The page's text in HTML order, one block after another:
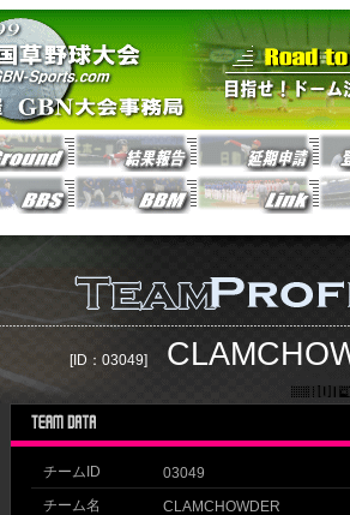
[ID：03049]
チームID 03049
チーム名 CLAMCHOWDER